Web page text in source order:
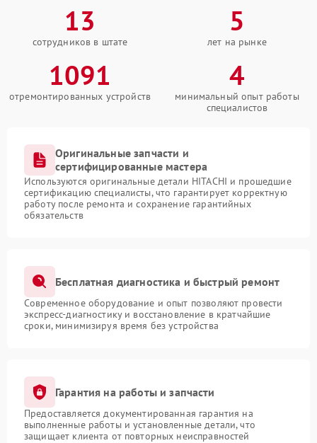
13
сотрудников в штате
5
лет на рынке
1091
отремонтированных устройств
4
минимальный опыт работы
специалистов
Оригинальные запчасти и
сертифицированные мастера
Используются оригинальные детали HITACHI и прошедшие
сертификацию специалисты, что гарантирует корректную
работу после ремонта и сохранение гарантийных
обязательств
Бесплатная диагностика и быстрый ремонт
Современное оборудование и опыт позволяют провести
экспресс-диагностику и восстановление в кратчайшие
сроки, минимизируя время без устройства
Гарантия на работы и запчасти
Предоставляется документированная гарантия на
выполненные работы и установленные детали, что
защищает клиента от повторных неисправностей